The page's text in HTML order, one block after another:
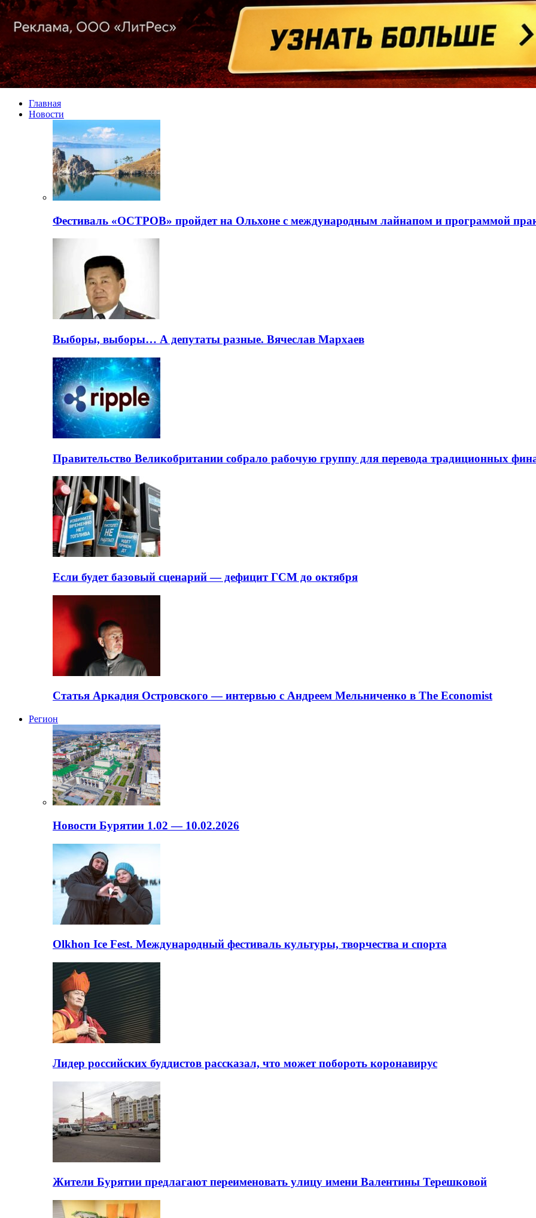
Главная
Новости
Фестиваль «ОСТРОВ» пройдет на Ольхоне с международным лайнапом и программой
Выборы, выборы… А депутаты разные. Вячеслав Мархаев
Правительство Великобритании собрало рабочую группу для перевода традиционных
Если будет базовый сценарий — дефицит ГСМ до октября
Статья Аркадия Островского — интервью с Андреем Мельниченко в The Economist
Регион
Новости Бурятии 1.02 — 10.02.2026
Olkhon Ice Fest. Международный фестиваль культуры, творчества и спорта
Лидер российских буддистов рассказал, что может побороть коронавирус
Жители Бурятии предлагают переименовать улицу имени Валентины Терешковой